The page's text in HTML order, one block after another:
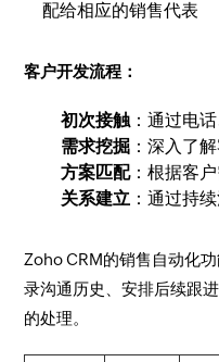
配给相应的销售代表
客户开发流程：
初次接触：通过电
需求挖掘 ：深入了
方案匹配：根据客
关系建立 ：通过持
Zoho CRM的销售自动化
录沟通历史、安排后续跟
的处理。